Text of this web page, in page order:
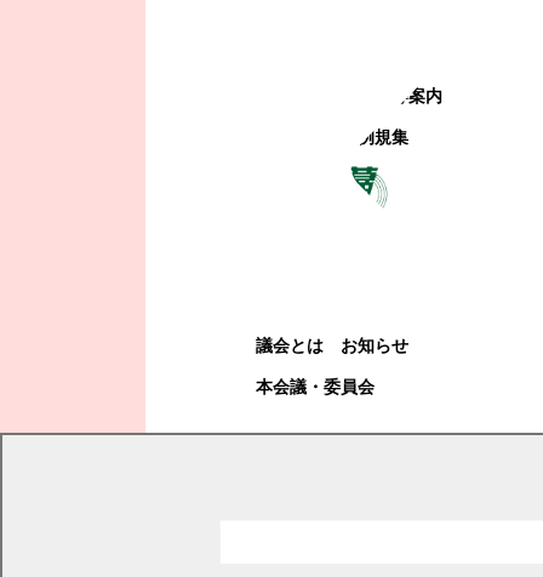
観光地・公共施設等案内
電子掲示場・例規集
議会とは
お知らせ
本会議・委員会